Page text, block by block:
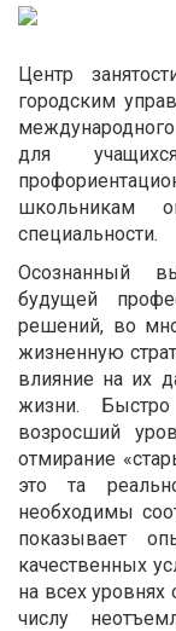
Центр
городским
для
школьникам
специальности.
Осознанный
будущей
решений, во
жизненную
влияние на их
жизни.
возросший
отмирание
это та
необходимы
показывает
качественных
на всех уровнях
числу